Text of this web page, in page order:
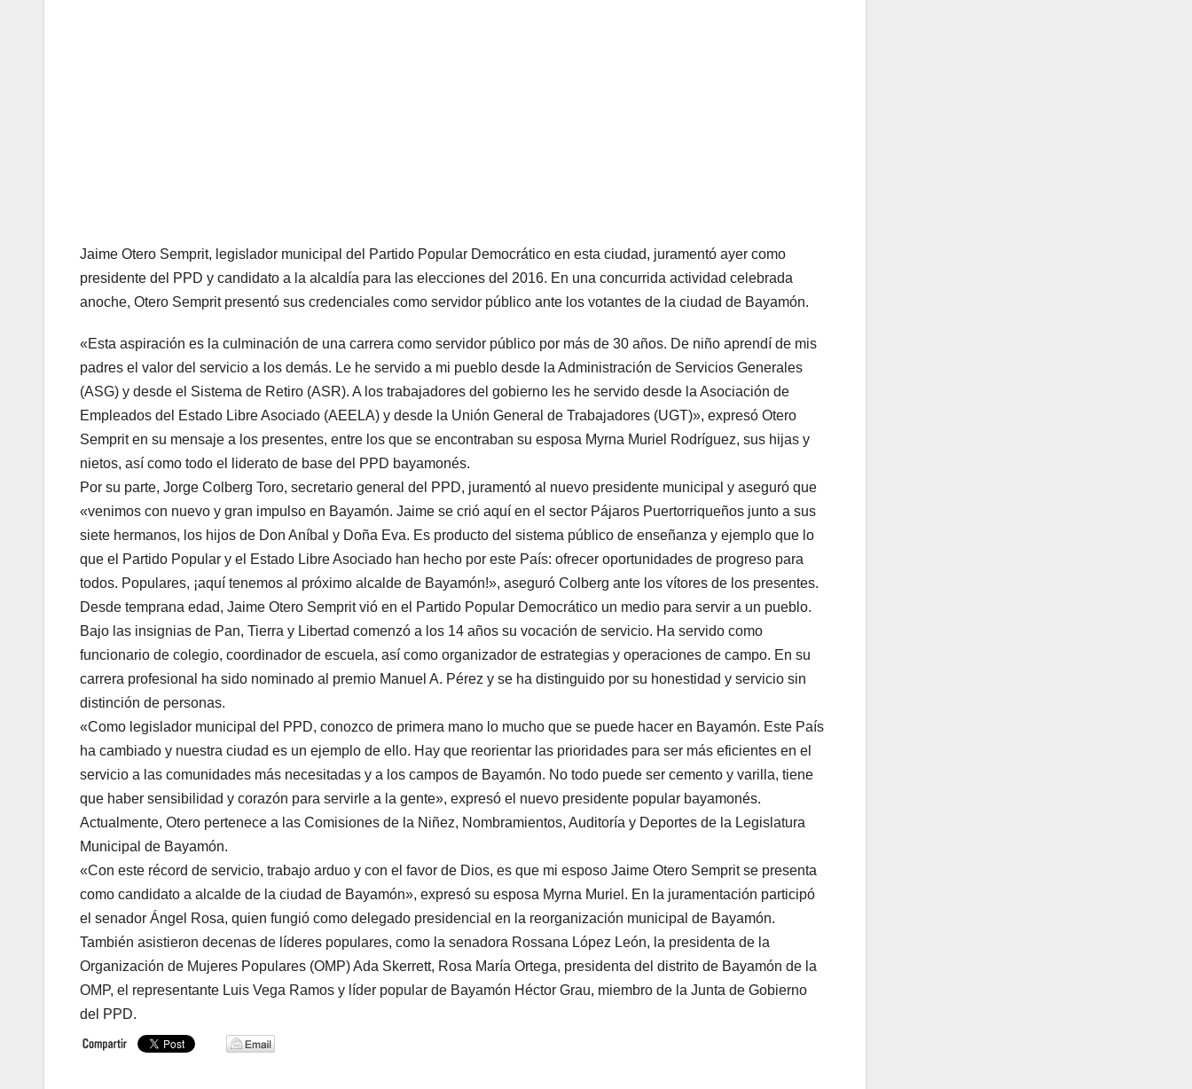
Jaime Otero Semprit, legislador municipal del Partido Popular Democrático en esta ciudad, juramentó ayer como
presidente del PPD y candidato a la alcaldía para las elecciones del 2016. En una concurrida actividad celebrada
anoche, Otero Semprit presentó sus credenciales como servidor público ante los votantes de la ciudad de Bayamón.
«Esta aspiración es la culminación de una carrera como servidor público por más de 30 años. De niño aprendí de mis
padres el valor del servicio a los demás. Le he servido a mi pueblo desde la Administración de Servicios Generales
(ASG) y desde el Sistema de Retiro (ASR). A los trabajadores del gobierno les he servido desde la Asociación de
Empleados del Estado Libre Asociado (AEELA) y desde la Unión General de Trabajadores (UGT)», expresó Otero
Semprit en su mensaje a los presentes, entre los que se encontraban su esposa Myrna Muriel Rodríguez, sus hijas y
nietos, así como todo el liderato de base del PPD bayamonés.
Por su parte, Jorge Colberg Toro, secretario general del PPD, juramentó al nuevo presidente municipal y aseguró que
«venimos con nuevo y gran impulso en Bayamón. Jaime se crió aquí en el sector Pájaros Puertorriqueños junto a sus
siete hermanos, los hijos de Don Aníbal y Doña Eva. Es producto del sistema público de enseñanza y ejemplo que lo
que el Partido Popular y el Estado Libre Asociado han hecho por este País: ofrecer oportunidades de progreso para
todos. Populares, ¡aquí tenemos al próximo alcalde de Bayamón!», aseguró Colberg ante los vítores de los presentes.
Desde temprana edad, Jaime Otero Semprit vió en el Partido Popular Democrático un medio para servir a un pueblo.
Bajo las insignias de Pan, Tierra y Libertad comenzó a los 14 años su vocación de servicio. Ha servido como
funcionario de colegio, coordinador de escuela, así como organizador de estrategias y operaciones de campo. En su
carrera profesional ha sido nominado al premio Manuel A. Pérez y se ha distinguido por su honestidad y servicio sin
distinción de personas.
«Como legislador municipal del PPD, conozco de primera mano lo mucho que se puede hacer en Bayamón. Este País
ha cambiado y nuestra ciudad es un ejemplo de ello. Hay que reorientar las prioridades para ser más eficientes en el
servicio a las comunidades más necesitadas y a los campos de Bayamón. No todo puede ser cemento y varilla, tiene
que haber sensibilidad y corazón para servirle a la gente», expresó el nuevo presidente popular bayamonés.
Actualmente, Otero pertenece a las Comisiones de la Niñez, Nombramientos, Auditoría y Deportes de la Legislatura
Municipal de Bayamón.
«Con este récord de servicio, trabajo arduo y con el favor de Dios, es que mi esposo Jaime Otero Semprit se presenta
como candidato a alcalde de la ciudad de Bayamón», expresó su esposa Myrna Muriel. En la juramentación participó
el senador Ángel Rosa, quien fungió como delegado presidencial en la reorganización municipal de Bayamón.
También asistieron decenas de líderes populares, como la senadora Rossana López León, la presidenta de la
Organización de Mujeres Populares (OMP) Ada Skerrett, Rosa María Ortega, presidenta del distrito de Bayamón de la
OMP, el representante Luis Vega Ramos y líder popular de Bayamón Héctor Grau, miembro de la Junta de Gobierno
del PPD.